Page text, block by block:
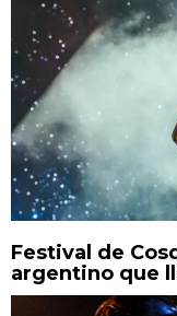
Festival de
argentino que